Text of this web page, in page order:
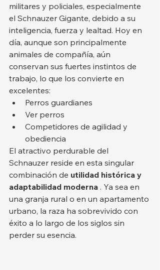
militares y policiales, especialmente
el Schnauzer Gigante, debido a su
inteligencia, fuerza y lealtad. Hoy en
día, aunque son principalmente
animales de compañía, aún
conservan sus fuertes instintos de
trabajo, lo que los convierte en
excelentes:
Perros guardianes
Ver perros
Competidores de agilidad y
obediencia
El atractivo perdurable del
Schnauzer reside en esta singular
combinación de utilidad histórica y
adaptabilidad moderna . Ya sea en
una granja rural o en un apartamento
urbano, la raza ha sobrevivido con
éxito a lo largo de los siglos sin
perder su esencia.